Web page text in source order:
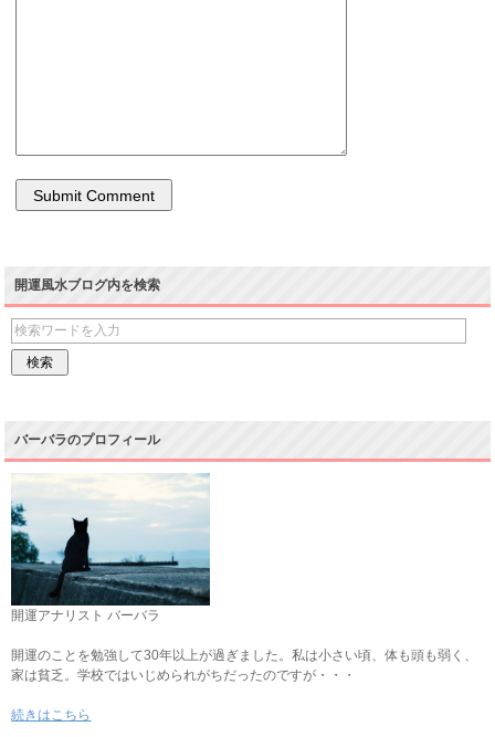
開運風水ブログ内を検索
バーバラのプロフィール
開運アナリスト バーバラ
開運のことを勉強して30年以上が過ぎました。私は小さい頃、体も頭も弱く、
家は貧乏。学校ではいじめられがちだったのですが・・・
続きはこちら